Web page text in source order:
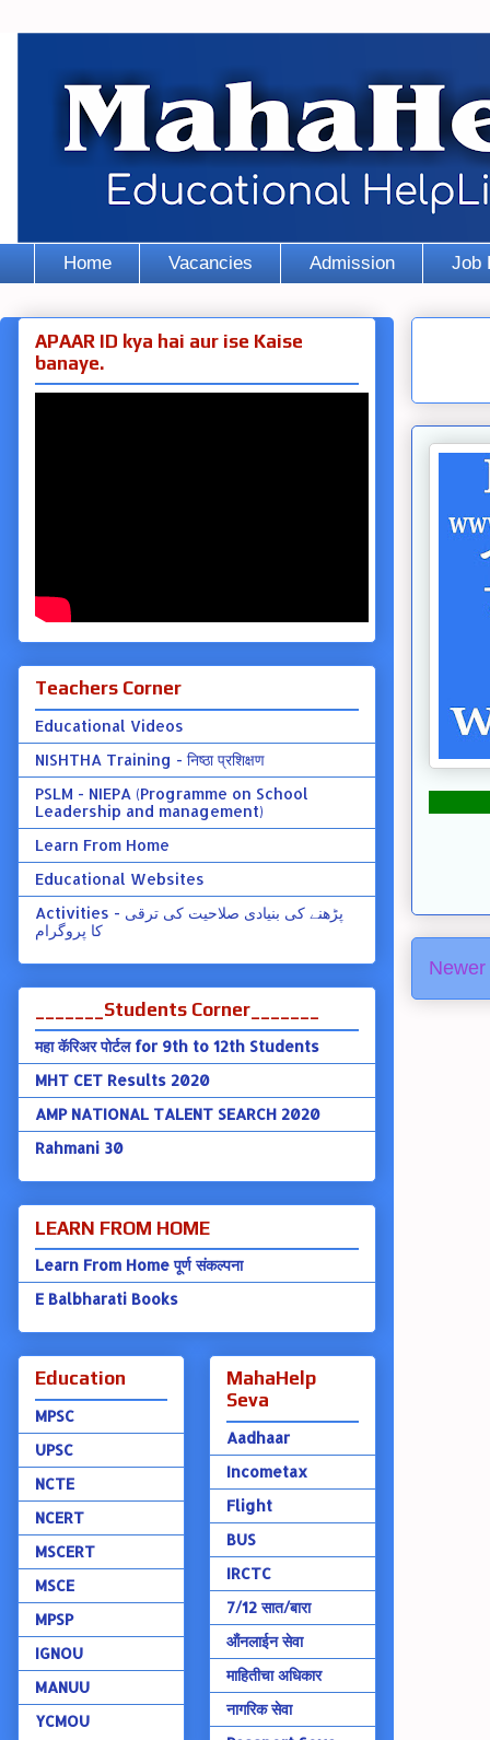
Home Vacancies Admission Job
APAAR ID kya hai aur ise Kaise
banaye.
Teachers Corner
Educational Videos
NISHTHA Training - निष्ठा प्रशिक्षण
PSLM - NIEPA (Programme on School
Leadership and management)
Learn From Home
Educational Websites
Activities - پڑھنے کی بنیادی صلاحیت کی ترقی
کا پروگرام
_______Students Corner_______
महा कॅरिअर पोर्टल for 9th to 12th Students
MHT CET Results 2020
AMP NATIONAL TALENT SEARCH 2020
Rahmani 30
LEARN FROM HOME
Learn From Home पूर्ण संकल्पना
E Balbharati Books
Education
MPSC
UPSC
NCTE
NCERT
MSCERT
MSCE
MPSP
IGNOU
MANUU
YCMOU
MahaHelp
Seva
Aadhaar
Incometax
Flight
BUS
IRCTC
7/12 सात/बारा
ऑंनलाईन सेवा
माहितीचा अधिकार
नागरिक सेवा